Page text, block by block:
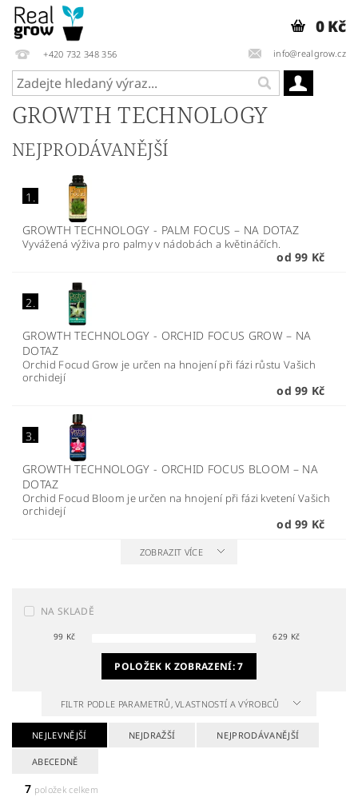
+420 732 348 356 info@realgrow.cz
0 Kč
GROWTH TECHNOLOGY
NEJPRODÁVANĚJŠÍ
1.
GROWTH TECHNOLOGY - PALM FOCUS– NA DOTAZ
Vyvážená výživa pro palmy v nádobách a květináčích.
od 99 Kč
2.
GROWTH TECHNOLOGY - ORCHID FOCUS GROW– NA
DOTAZ
Orchid Focud Grow je určen na hnojení při fázi růstu Vašich
orchidejí
od 99 Kč
3.
GROWTH TECHNOLOGY - ORCHID FOCUS BLOOM – NA
DOTAZ
Orchid Focud Bloom je určen na hnojení při fázi kvetení Vašich
orchidejí
od 99 Kč
ZOBRAZIT VÍCE
NA SKLADĚ
99 Kč 629 Kč
POLOŽEK K ZOBRAZENÍ:7
FILTR PODLE PARAMETRŮ, VLASTNOSTÍ A VÝROBCŮ
NEJLEVNĚJŠÍ NEJDRAŽŠÍ NEJPRODÁVANĚJŠÍ
ABECEDNĚ
7 položek celkem